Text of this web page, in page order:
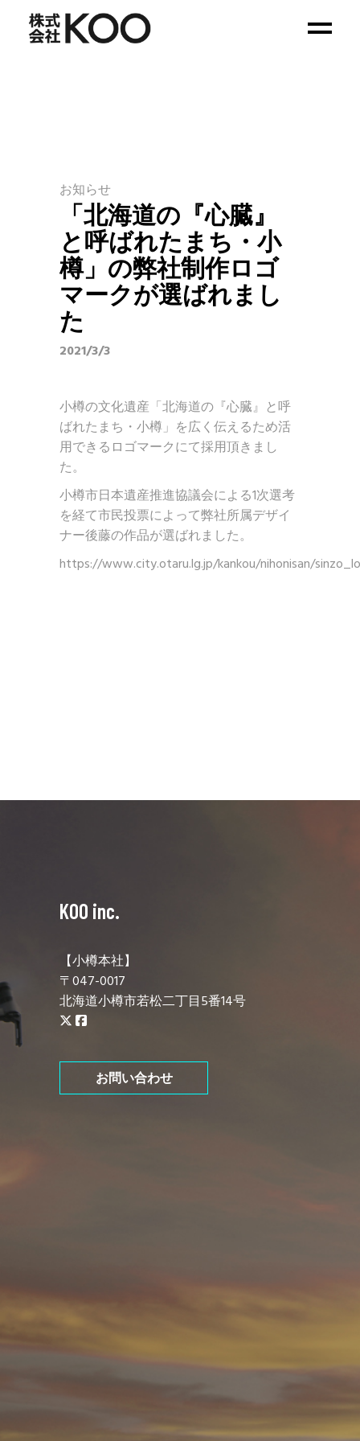
お知らせ
「北海道の『心臓』
と呼ばれたまち・小
樽」の弊社制作ロゴ
マークが選ばれまし
た
2021/3/3
小樽の文化遺産「北海道の『心臓』と呼
ばれたまち・小樽」を広く伝えるため活
用できるロゴマークにて採用頂きまし
た。
小樽市日本遺産推進協議会による1次選考
を経て市民投票によって弊社所属デザイ
ナー後藤の作品が選ばれました。
https://www.city.otaru.lg.jp/kankou/nihonisan/
KOO inc.
【小樽本社】
〒047-0017
北海道小樽市若松二丁目5番14号
お問い合わせ